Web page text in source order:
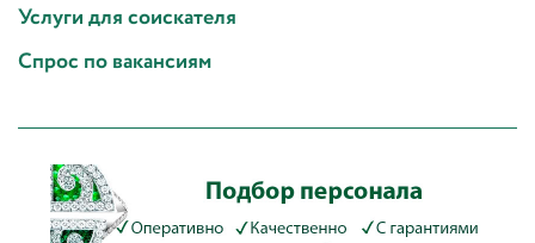
Услуги для соискателя
Спрос по вакансиям